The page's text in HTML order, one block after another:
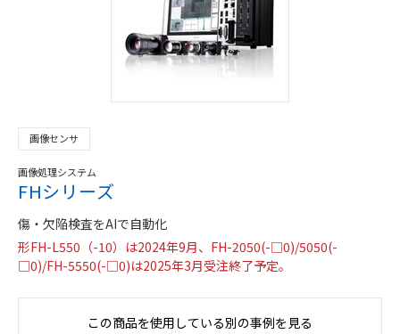
画像処理システム
FHシリーズ
傷・欠陥検査をAIで自動化
形FH-L550（-10）は2024年9月、FH-2050(-□0)/5050(-
□0)/FH-5550(-□0)は2025年3月受注終了予定。
画像センサ
この商品を使用している別の事例を見る